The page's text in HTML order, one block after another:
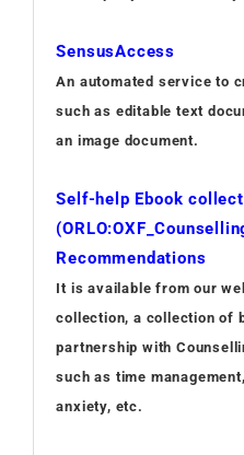
SensusAccess
An automated service to
such as editable text
an image document.
Self-help Ebook
Recommendations
It is available from our
collection, a collection of
partnership with
such as time
anxiety, etc.